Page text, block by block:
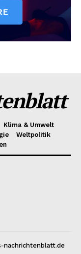
Klima & Umwelt
Weltpolitik
nachrichtenblatt.de